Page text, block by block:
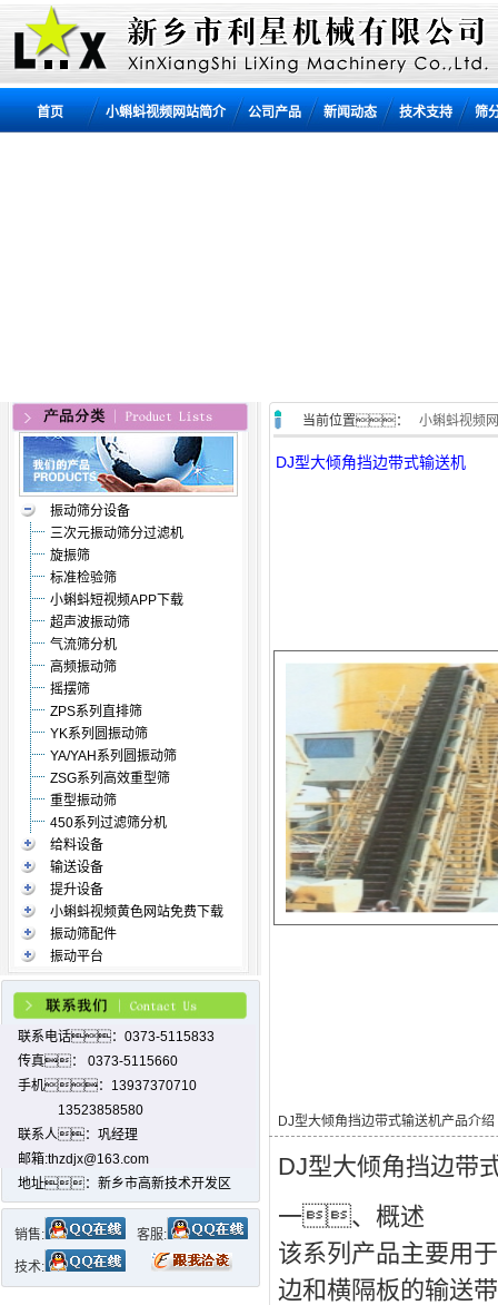
首页 小蝌蚪视频网站简介 公司产品 新闻动态 技术支持 筛
振动筛分设备
三次元振动筛分过滤机
旋振筛
标准检验筛
小蝌蚪短视频APP下载
超声波振动筛
气流筛分机
高频振动筛
摇摆筛
ZPS系列直排筛
YK系列圆振动筛
YA/YAH系列圆振动筛
ZSG系列高效重型筛
重型振动筛
450系列过滤筛分机
给料设备
输送设备
提升设备
小蝌蚪视频黄色网站免费下载
振动筛配件
振动平台
联系电话：0373-5115833
传真： 0373-5115660
手机：13937370710
13523858580
联系人：巩经理
邮箱:thzdjx@163.com
地址：新乡市高新技术开发区
销售: 客服:
技术:
当前位置： 小蝌蚪视频
DJ型大倾角挡边带式输送机
DJ型大倾角挡边带式输送机产品介绍
DJ型大倾角挡边
一、概述
该系列产品主要用
边和横隔板的输送